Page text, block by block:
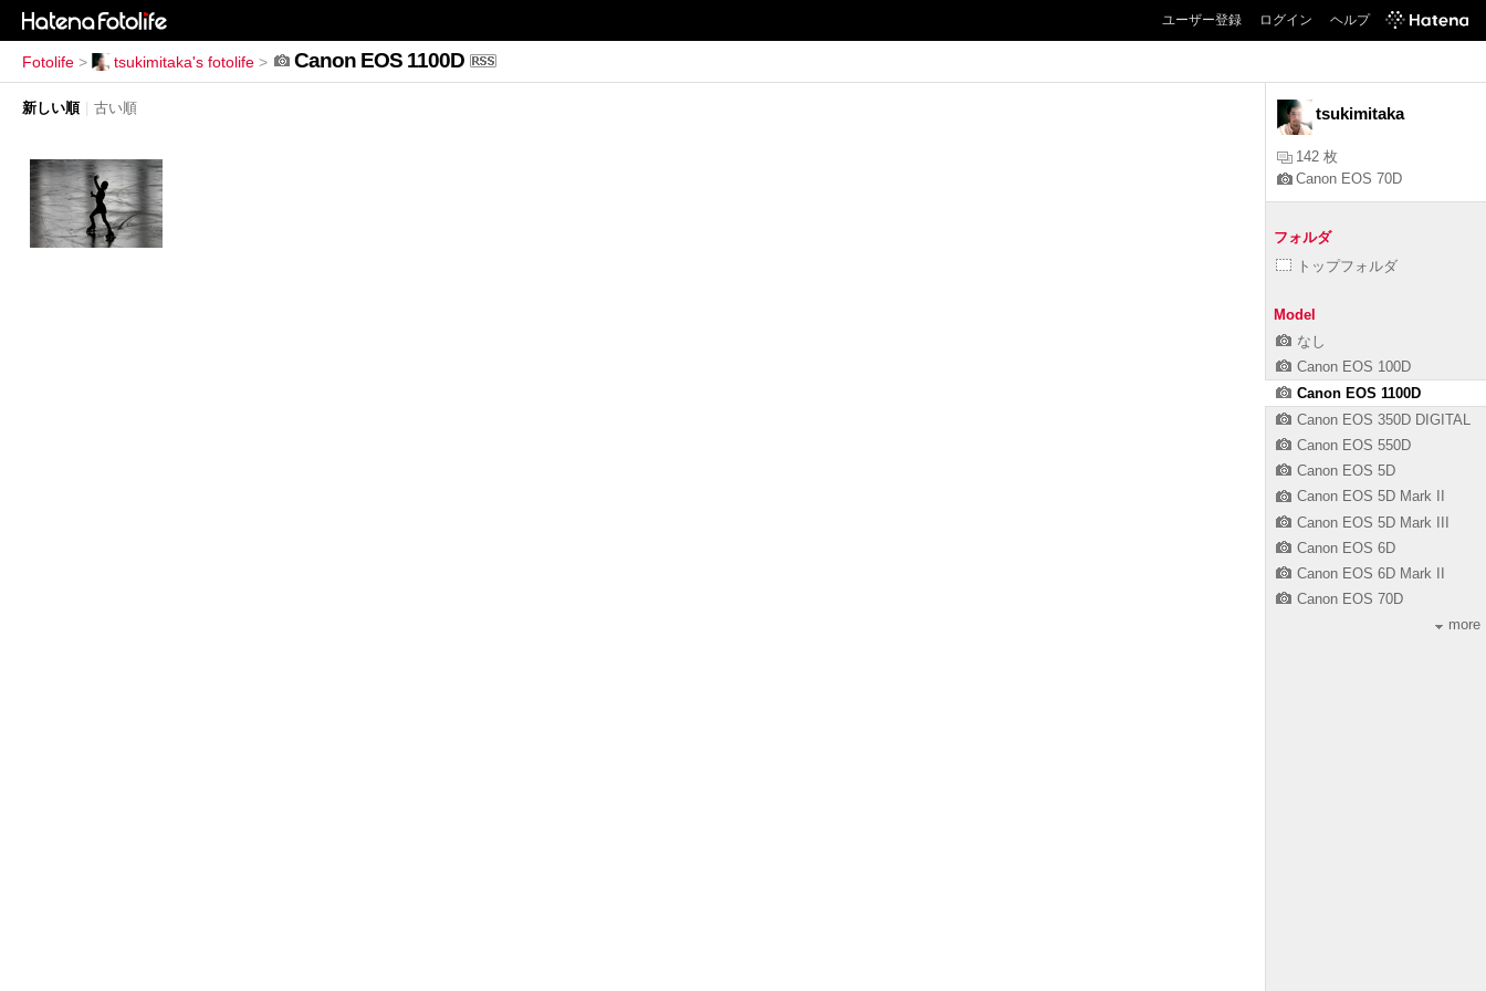
ユーザー登録 ログイン ヘルプ
Fotolife > tsukimitaka's fotolife > Canon EOS 1100D
新しい順 | 古い順 tsukimitaka
142 枚
Canon EOS 70D
フォルダ
トップフォルダ
Model
なし
Canon EOS 100D
Canon EOS 1100D
Canon EOS 350D DIGITAL
Canon EOS 550D
Canon EOS 5D
Canon EOS 5D Mark II
Canon EOS 5D Mark III
Canon EOS 6D
Canon EOS 6D Mark II
Canon EOS 70D
more